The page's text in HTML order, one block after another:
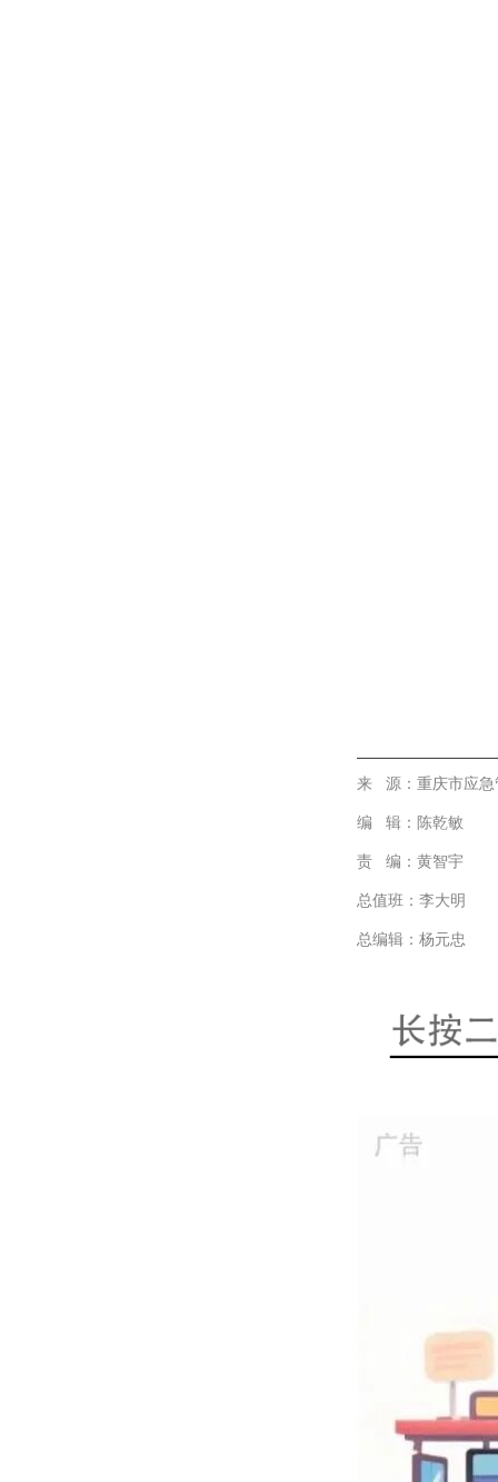
来 源：重庆市应急
编 辑：陈乾敏
责 编：黄智宇
总值班：李大明
总编辑：杨元忠